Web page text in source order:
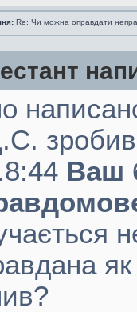
Re: Чи можна оправдати
Ваш